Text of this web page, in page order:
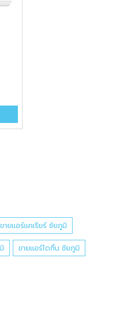
ขายแอร์แคเรียร์ ชัยภูมิ
ขายแอร์ไดกิ้น ชัยภูมิ